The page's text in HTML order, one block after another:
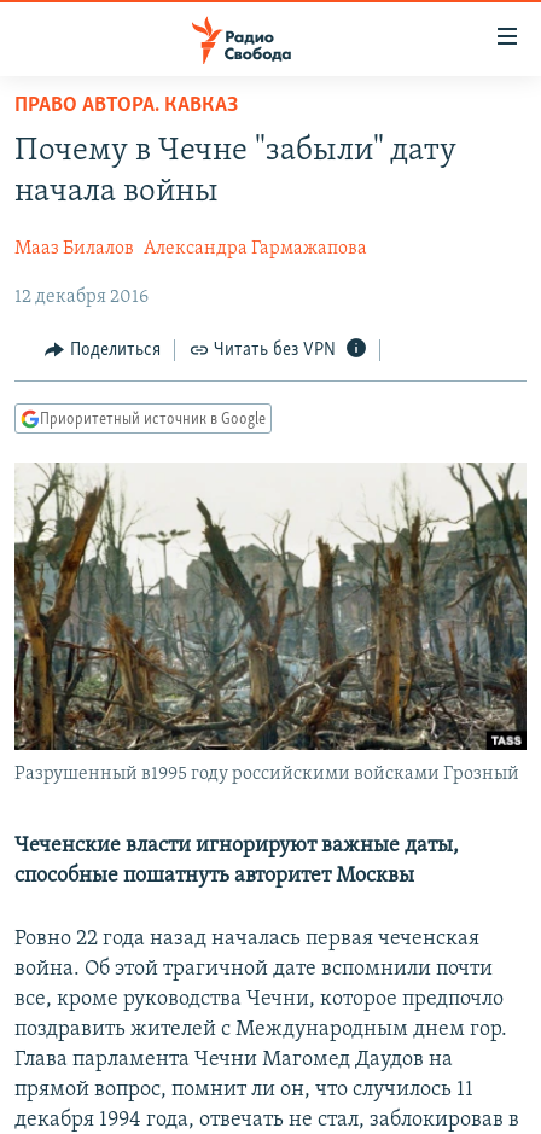
упрощенного
доступа
основному
Вернутся
главной
навигации
Вернутся
поиску
ПОДКАСТЫ
ЦИТАТЫ СВОБОДЫ
МНЕНИЯ
КУЛЬТУРА
IDEL.РЕАЛИИ
КАВКАЗ.РЕАЛИИ
СЕВЕР.РЕАЛИИ
СИБИРЬ.РЕАЛИИ
РАСПИСАНИЕ ВЕЩАНИЯ
ПОДПИШИТЕСЬ НА РАССЫЛКУ
СОЦИАЛЬНЫЕ СЕТИ
Все сайты РСЕ/РС
ПРАВО АВТОРА. КАВКАЗ
Почему в Чечне "забыли" дату
начала войны
Мааз Билалов Александра Гармажапова
12 декабря 2016
Поделиться Читать без VPN
Приоритетный источник в Google
Разрушенный в1995 году российскими войсками Грозный
Чеченские власти игнорируют важные даты,
способные пошатнуть авторитет Москвы
Ровно 22 года назад началась первая чеченская
война. Об этой трагичной дате вспомнили почти
все, кроме руководства Чечни, которое предпочло
поздравить жителей с Международным днем гор.
Глава парламента Чечни Магомед Даудов на
прямой вопрос, помнит ли он, что случилось 11
декабря 1994 года, отвечать не стал, заблокировав в